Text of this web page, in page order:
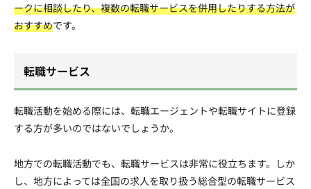
ークに相談したり、複数の転職サービスを併用したりする方法が
おすすめです。
転職サービス
転職活動を始める際には、転職エージェントや転職サイトに登録
する方が多いのではないでしょうか。
地方での転職活動でも、転職サービスは非常に役立ちます。しか
し、地方によっては全国の求人を取り扱う総合型の転職サービス